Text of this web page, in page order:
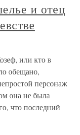
и отец
или кто в
обещано,
персонаж
она не была
что последний